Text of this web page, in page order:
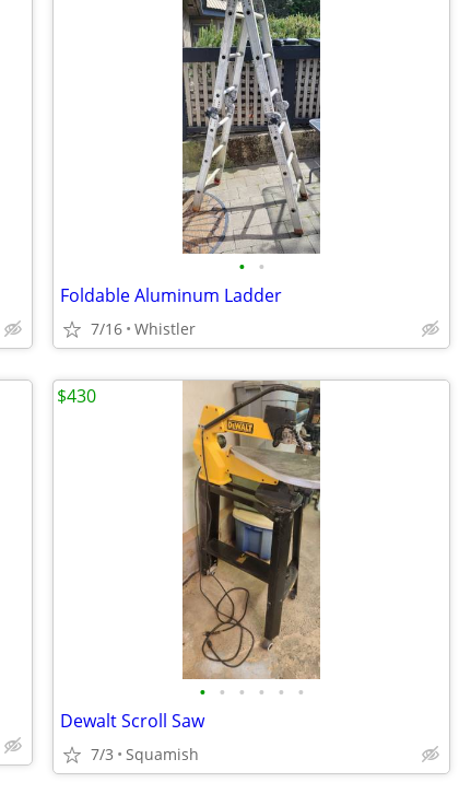
• •
Foldable Aluminum Ladder
7/16 Whistler
• • • • • •
Dewalt Scroll Saw
7/3 Squamish
$430